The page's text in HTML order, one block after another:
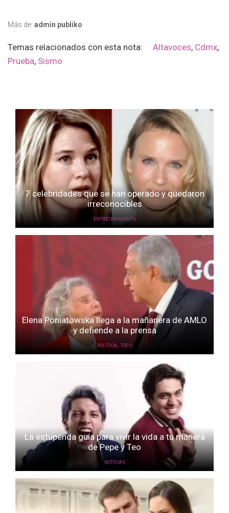
Más de: admin publiko
Temas relacionados con esta nota: Altavoces, Cdmx,
Prueba, Sismo
7 celebridades que se han operado y quedaron
irreconocibles
ENTRETENIMIENTO
Elena Poniatowska llega a la mañanera de AMLO
y defiende a la prensa
POLÍTICA, TOP 2
La estupenda guía para vivir la vida a tu manera
de Pepe y Teo
NOTICIAS